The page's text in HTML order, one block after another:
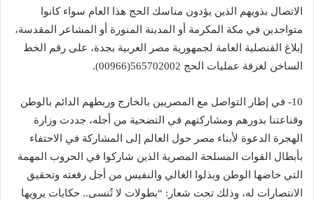
الاتصال بذويهم الذين يؤدون مناسك الحج هذا العام سواء كانوا
متواجدين في مكة المكرمة أو المدينة المنورة أو المشاعر المقدسة،
إبلاغ القنصلية العامة لجمهورية مصر العربية بجدة، على رقم الخط
الساخن لغرفة عمليات الحج 565702002(00966).
10- في إطار التواصل مع المصريين بالخارج وربطهم الدائم بالوطن
وقناعتنا بدورهم ومشاركتهم في التضحية من أجله، جددت وزارة
الهجرة الدعوة لأبناء مصر حول العالم إلى المشاركة في الاحتفاء
بأبطال القوات المسلحة المصرية الذين شاركوا في الحروب المهمة
التي خاضها الوطن وبذلوا الغالي والنفيس من أجل رفعته وتحقيق
الانتصارات له، وذلك تحت شعار: “بطولات لا تُنسى.. حكايات يرويها